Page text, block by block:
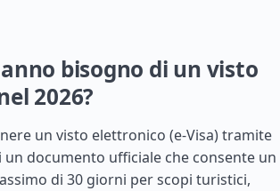
bisogno di un visto
2026?
un visto elettronico (e-Visa) tramite
documento ufficiale che consente un
di 30 giorni per scopi turistici,